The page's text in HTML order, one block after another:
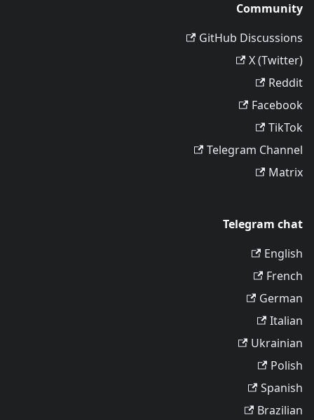
Community
GitHub Discussions
X (Twitter)
Reddit
Facebook
TikTok
Telegram Channel
Matrix
Telegram chat
English
French
German
Italian
Ukrainian
Polish
Spanish
Brazilian